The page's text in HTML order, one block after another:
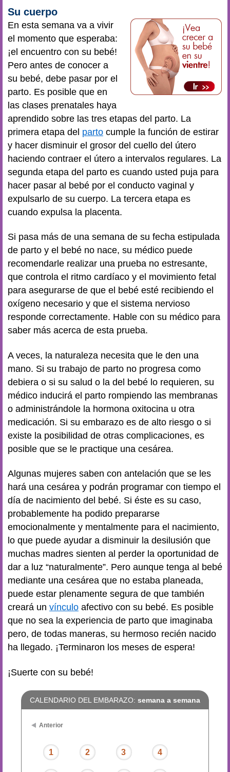
Su cuerpo
En esta semana va a vivir
el momento que esperaba:
¡el encuentro con su bebé!
Pero antes de conocer a
su bebé, debe pasar por el
parto. Es posible que en
las clases prenatales haya
aprendido sobre las tres etapas del parto. La
primera etapa del parto cumple la función de estirar
y hacer disminuir el grosor del cuello del útero
haciendo contraer el útero a intervalos regulares. La
segunda etapa del parto es cuando usted puja para
hacer pasar al bebé por el conducto vaginal y
expulsarlo de su cuerpo. La tercera etapa es
cuando expulsa la placenta.
Si pasa más de una semana de su fecha estipulada
de parto y el bebé no nace, su médico puede
recomendarle realizar una prueba no estresante,
que controla el ritmo cardíaco y el movimiento fetal
para asegurarse de que el bebé esté recibiendo el
oxígeno necesario y que el sistema nervioso
responde correctamente. Hable con su médico para
saber más acerca de esta prueba.
A veces, la naturaleza necesita que le den una
mano. Si su trabajo de parto no progresa como
debiera o si su salud o la del bebé lo requieren, su
médico inducirá el parto rompiendo las membranas
o administrándole la hormona oxitocina u otra
medicación. Si su embarazo es de alto riesgo o si
existe la posibilidad de otras complicaciones, es
posible que se le practique una cesárea.
Algunas mujeres saben con antelación que se les
hará una cesárea y podrán programar con tiempo el
día de nacimiento del bebé. Si éste es su caso,
probablemente ha podido prepararse
emocionalmente y mentalmente para el nacimiento,
lo que puede ayudar a disminuir la desilusión que
muchas madres sienten al perder la oportunidad de
dar a luz “naturalmente”. Pero aunque tenga al bebé
mediante una cesárea que no estaba planeada,
puede estar plenamente segura de que también
creará un vínculo afectivo con su bebé. Es posible
que no sea la experiencia de parto que imaginaba
pero, de todas maneras, su hermoso recién nacido
ha llegado. ¡Terminaron los meses de espera!
¡Suerte con su bebé!
CALENDARIO DEL EMBARAZO: semana a semana
Anterior
1 2 3 4